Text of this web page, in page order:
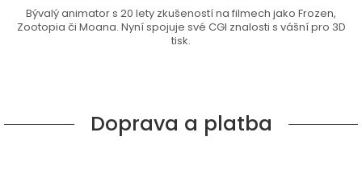
Bývalý animator s 20 lety zkušeností na filmech jako Frozen,
Zootopia či Moana. Nyní spojuje své CGI znalosti s vášní pro 3D
tisk.
Doprava a platba